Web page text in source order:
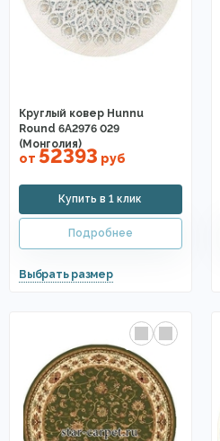
Круглый ковер Hunnu
Round 6A2976 029
(Монголия)
от 52393 руб